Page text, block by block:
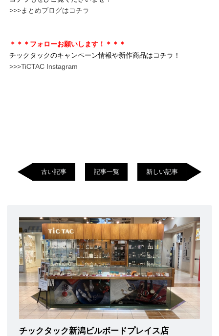
>>>まとめブログはコチラ
＊＊＊フォローお願いします！＊＊＊
チックタックのキャンペーン情報や新作商品はコチラ！
>>>TiCTAC Instagram
古い記事 記事一覧 新しい記事
チックタック新潟ビルボードプレイス店